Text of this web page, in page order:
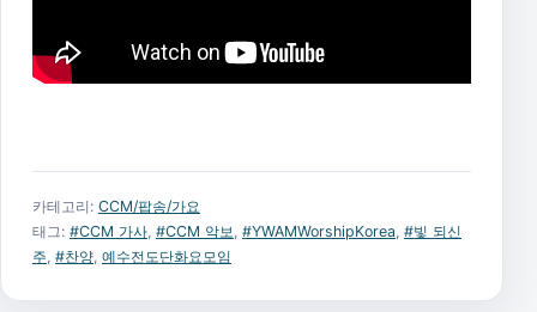
카테고리: CCM/팝송/가요
태그: #CCM 가사, #CCM 악보, #YWAMWorshipKorea, #빛 되신
주, #찬양, 예수전도단화요모임